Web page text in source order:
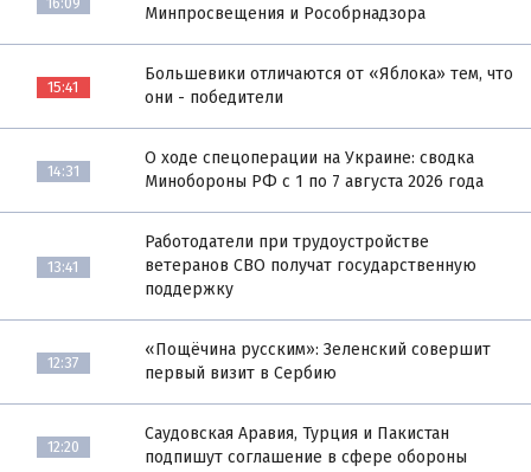
Минпросвещения и Рособрнадзора
15:41
Большевики отличаются от «Яблока» тем, что
они - победители
14:31
О ходе спецоперации на Украине: сводка
Минобороны РФ с 1 по 7 августа 2026 года
13:41
Работодатели при трудоустройстве
ветеранов СВО получат государственную
поддержку
12:37
«Пощёчина русским»: Зеленский совершит
первый визит в Сербию
12:20
Саудовская Аравия, Турция и Пакистан
подпишут соглашение в сфере обороны